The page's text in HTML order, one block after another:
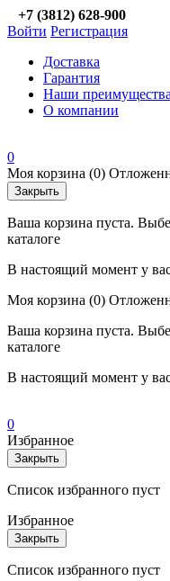
+7 (3812) 628-900
Войти Регистрация
Доставка
Гарантия
Наши преимущества
О компании
0
Моя корзина (0)
Закрыть
Ваша корзина пуста.
каталоге
В настоящий момент у
Моя корзина (0)
Ваша корзина пуста.
каталоге
В настоящий момент у
0
Избранное
Закрыть
Список избранного пуст
Избранное
Закрыть
Список избранного пуст